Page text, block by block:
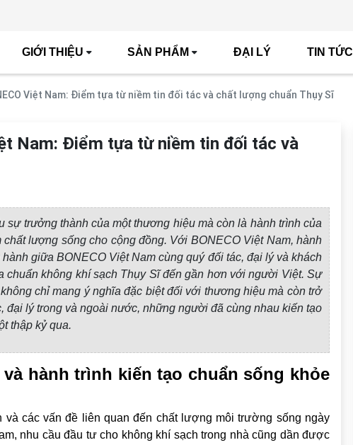
GIỚI THIỆU SẢN PHẨM ĐẠI LÝ TIN TỨC
Việt Nam: Điểm tựa từ niềm tin đối tác và chất lượng chuẩn Thụy Sĩ
Nam: Điểm tựa từ niềm tin đối tác và
sự trưởng thành của một thương hiệu mà còn là hành trình của
lượng sống cho cộng đồng. Với BONECO Việt Nam, hành
giữa BONECO Việt Nam cùng quý đối tác, đại lý và khách
không khí sạch Thụy Sĩ đến gần hơn với người Việt. Sự
chỉ mang ý nghĩa đặc biệt đối với thương hiệu mà còn trở
đại lý trong và ngoài nước, những người đã cùng nhau kiến tạo
thập kỷ qua.
và hành trình kiến tạo chuẩn sống khỏe
và các vấn đề liên quan đến chất lượng môi trường sống ngày
nhu cầu đầu tư cho không khí sạch trong nhà cũng dần được